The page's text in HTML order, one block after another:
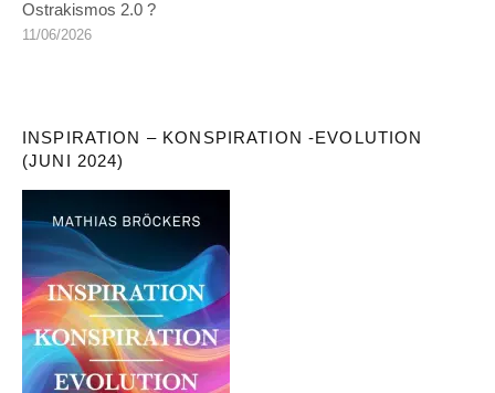
Ostrakismos 2.0 ?
11/06/2026
INSPIRATION – KONSPIRATION -EVOLUTION
(JUNI 2024)